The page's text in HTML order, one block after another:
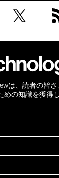
は、読者の皆
めの知識を獲得